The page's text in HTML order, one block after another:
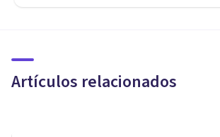
Artículos relacionados
éxito en el 2022